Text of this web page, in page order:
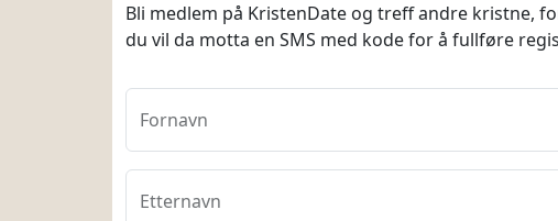
Bli medlem på KristenDate og treff andre kristne,
du vil da motta en SMS med kode for å fullføre
Fornavn
Etternavn